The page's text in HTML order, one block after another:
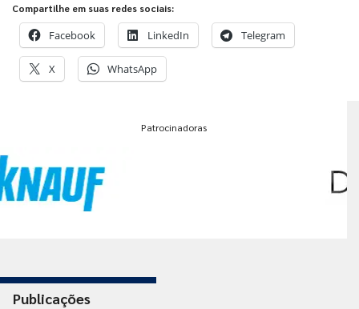
Compartilhe em suas redes sociais:
Facebook LinkedIn Telegram
X WhatsApp
Patrocinadoras
Publicações